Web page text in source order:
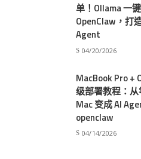
单！Ollama 一
OpenClaw，打
Agent
04/20/2026
MacBook Pro +
级部署教程：
Mac 变成 AI
openclaw
04/14/2026